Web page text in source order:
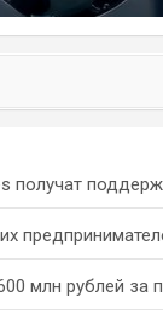
получат
млн рублей за